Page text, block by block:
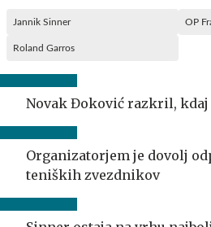
Jannik Sinner OP
Roland Garros
Novak Đoković razkril, kdaj
Organizatorjem je dovolj
teniških zvezdnikov